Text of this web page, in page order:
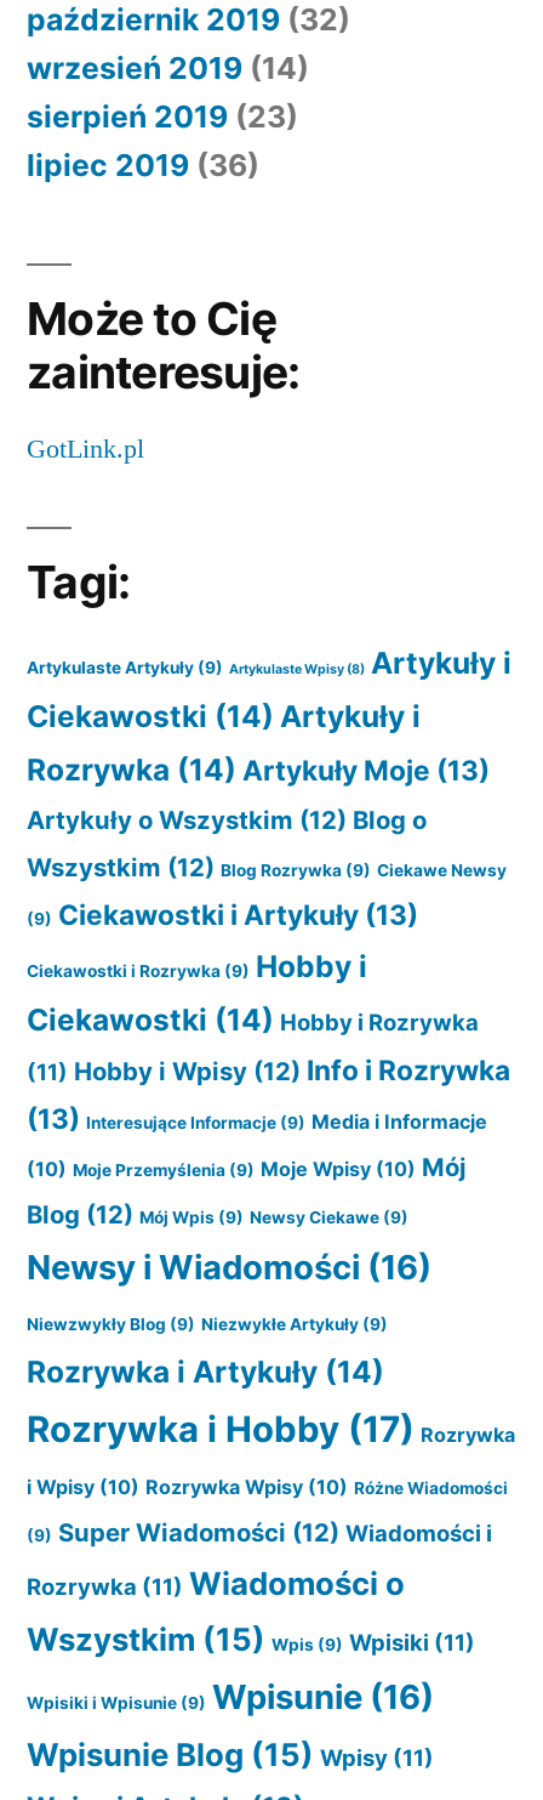
październik 2019 (32)
wrzesień 2019 (14)
sierpień 2019 (23)
lipiec 2019 (36)
Może to Cię
zainteresuje:
GotLink.pl
Tagi:
Artykulaste Artykuły (9) Artykulaste Wpisy (8) Artykuły i
Ciekawostki (14) Artykuły i
Rozrywka (14) Artykuły Moje (13)
Artykuły o Wszystkim (12) Blog o
Wszystkim (12) Blog Rozrywka (9) Ciekawe Newsy
(9) Ciekawostki i Artykuły (13)
Ciekawostki i Rozrywka (9) Hobby i
Ciekawostki (14) Hobby i Rozrywka
(11) Hobby i Wpisy (12) Info i Rozrywka
(13) Interesujące Informacje (9) Media i Informacje
(10) Moje Przemyślenia (9) Moje Wpisy (10) Mój
Blog (12) Mój Wpis (9) Newsy Ciekawe (9)
Newsy i Wiadomości (16)
Niewzwykły Blog (9) Niezwykłe Artykuły (9)
Rozrywka i Artykuły (14)
Rozrywka i Hobby (17) Rozrywka
i Wpisy (10) Rozrywka Wpisy (10) Różne Wiadomości
(9) Super Wiadomości (12) Wiadomości i
Rozrywka (11) Wiadomości o
Wszystkim (15) Wpis (9) Wpisiki (11)
Wpisiki i Wpisunie (9) Wpisunie (16)
Wpisunie Blog (15) Wpisy (11)